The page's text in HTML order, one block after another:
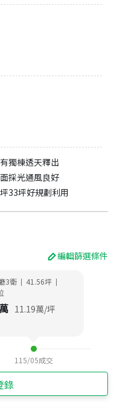
獨棟透天釋出
採光通風良好
33坪好規劃利用
編輯篩選條件
3衛 | 41.56坪 |
萬 11.19萬/坪
115/05成交
錄